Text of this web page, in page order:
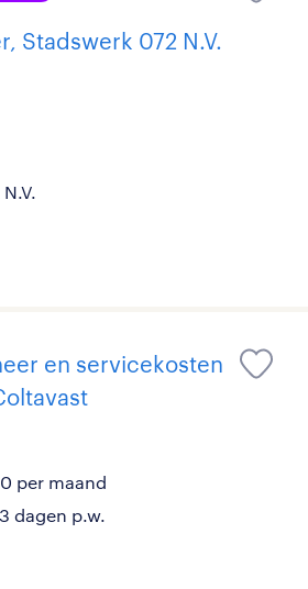
Stadswerk 072 N.V.
en servicekosten
per maand
dagen p.w.